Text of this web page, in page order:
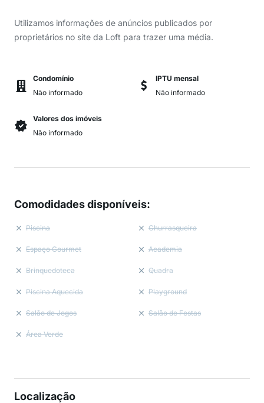
Utilizamos informações de anúncios publicados por
proprietários no site da Loft para trazer uma média.
Condomínio
Não informado
IPTU mensal
Não informado
Valores dos imóveis
Não informado
Comodidades disponíveis:
Piscina Churrasqueira
Espaço Gourmet Academia
Brinquedoteca Quadra
Piscina Aquecida Playground
Salão de Jogos Salão de Festas
Área Verde
Localização